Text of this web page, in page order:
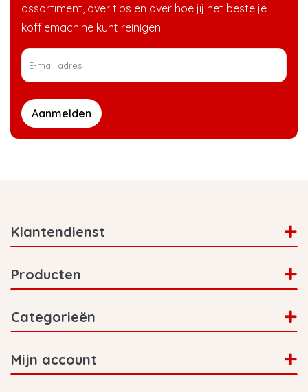
assortiment, over tips en over hoe jij het beste je
koffiemachine kunt reinigen.
Aanmelden
Klantendienst
Producten
Categorieën
Mijn account